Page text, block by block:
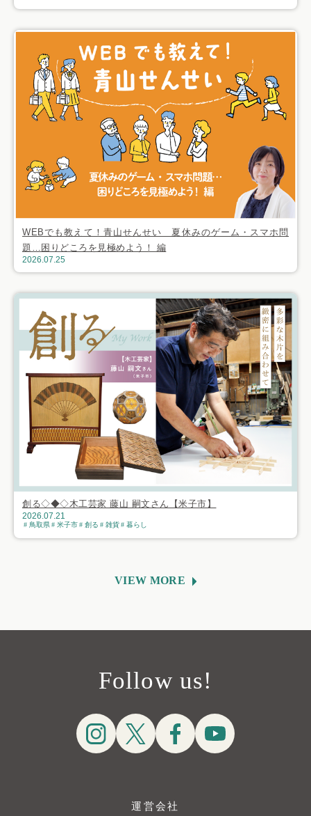
WEBでも教えて！青山せんせい 夏休みのゲーム・スマホ問
題…困りどころを見極めよう！ 編
2026.07.25
創る◇◆◇木工芸家 藤山 嗣文さん【米子市】
2026.07.21
鳥取県 米子市 創る 雑貨 暮らし
VIEW MORE
Follow us!
運営会社